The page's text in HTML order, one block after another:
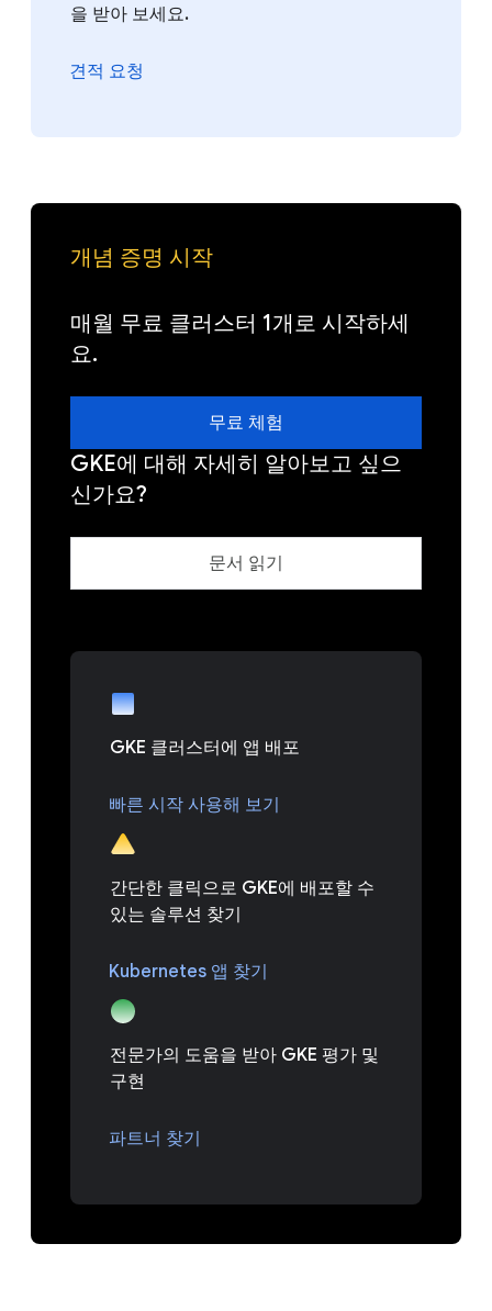
을 받아 보세요.
견적 요청
개념 증명 시작
매월 무료 클러스터 1개로 시작하세
요.
무료 체험
GKE에 대해 자세히 알아보고 싶으
신가요?
문서 읽기
GKE 클러스터에 앱 배포
빠른 시작 사용해 보기
간단한 클릭으로 GKE에 배포할 수
있는 솔루션 찾기
Kubernetes 앱 찾기
전문가의 도움을 받아 GKE 평가 및
구현
파트너 찾기